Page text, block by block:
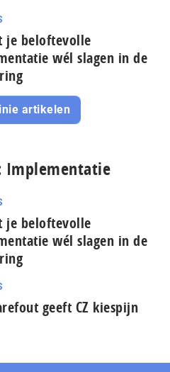
je beloftevolle
wél slagen in de
artikelen
Implementatie
je beloftevolle
wél slagen in de
geeft CZ kiespijn